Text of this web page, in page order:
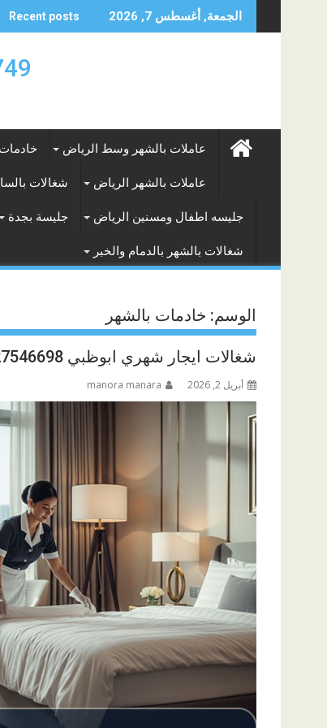
to
الجمعة, أغسطس 7, 2026 Recent posts
عاملات بالشهر وسط الرياض
عاملات بالشهر الرياض شغالات
جليسه اطفال ومسنين الرياض جليسة بجدة
شغالات بالشهر بالدمام والخبر
الوسم: خادمات بالشهر
شغالات ايجار شهري ابوظبي 0527546698
أبريل 2, 2026 manora manara